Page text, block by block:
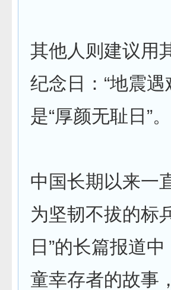
其他人则建议用
纪念日：“地震遇
是“厚颜无耻日”。
中国长期以来一
为坚韧不拔的标
日”的长篇报道
童幸存者的故事